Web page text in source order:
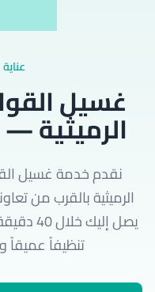
غسيل
الرميثية
نقدم خدمة غسيل
الرميثية بالقرب من
يصل
تنظيفاً عميقاً